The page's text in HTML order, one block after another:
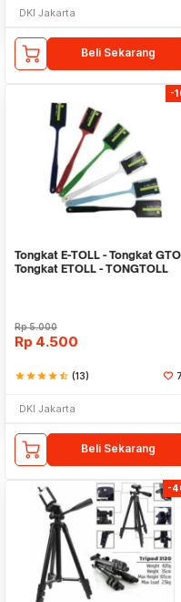
DKI Jakarta
Beli Sekarang
-
Tongkat E-TOLL - Tongkat
Tongkat ETOLL - TONGTOLL
Rp5.000
Rp 4.500
starstarstarstarstar_half (13)
DKI Jakarta
Beli Sekarang
-